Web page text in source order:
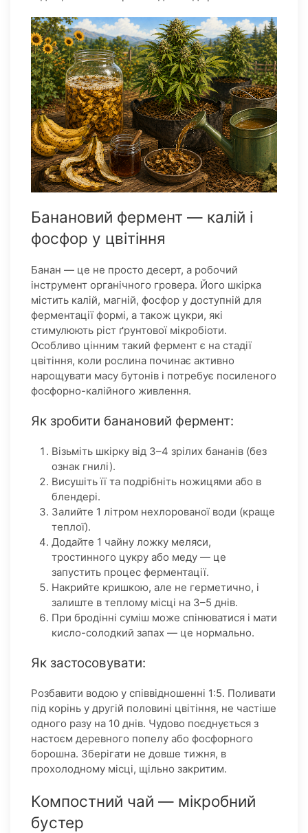
Банановий фермент — калій і
фосфор у цвітіння
Банан — це не просто десерт, а робочий
інструмент органічного гровера. Його шкірка
містить калій, магній, фосфор у доступній для
ферментації формі, а також цукри, які
стимулюють ріст ґрунтової мікробіоти.
Особливо цінним такий фермент є на стадії
цвітіння, коли рослина починає активно
нарощувати масу бутонів і потребує посиленого
фосфорно-калійного живлення.
Як зробити банановий фермент:
Візьміть шкірку від 3–4 зрілих бананів (без
ознак гнилі).
Висушіть її та подрібніть ножицями або в
блендері.
Залийте 1 літром нехлорованої води (краще
теплої).
Додайте 1 чайну ложку меляси,
тростинного цукру або меду — це
запустить процес ферментації.
Накрийте кришкою, але не герметично, і
залиште в теплому місці на 3–5 днів.
При бродінні суміш може спінюватися і мати
кисло-солодкий запах — це нормально.
Як застосовувати:
Розбавити водою у співвідношенні 1:5. Поливати
під корінь у другій половині цвітіння, не частіше
одного разу на 10 днів. Чудово поєднується з
настоєм деревного попелу або фосфорного
борошна. Зберігати не довше тижня, в
прохолодному місці, щільно закритим.
Компостний чай — мікробний
бустер